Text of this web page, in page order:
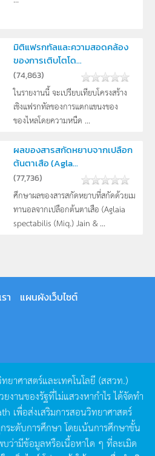
มิติแฟรกทัลและความสอดคล้อง
ของการเติบโตโด...
(74,863)
ในรายงานนี้ จะเปรียบเทียบโครงสร้าง
เชิงแฟรกทัลของการแตกแขนงของ
ของไหลโดยความหนืด ...
ผลของสารสกัดหยาบจากเปลือก
ต้นตาเสือ (Agla...
(77,736)
ศึกษาผลของสารสกัดหยาบที่สกัดด้วยเม
ทานอลจากเปลือกต้นตาเสือ (Aglaia
spectabilis (Miq.) Jain & ...
า
แผนผังเว็บไซต์
ยาศาสตร์และเทคโนโลยี (สสวท.)
งานของรัฐที่ไม่แสวงหากำไรได้จัดทำ
เพื่อส่งเสริมการสอนวิทยาศาสตร์
ระดับการศึกษา โดยเน้นการศึกษาขั้น
ว่ามีข้อมูลหรือเนื้อหาใด ๆ ที่ละเมิด